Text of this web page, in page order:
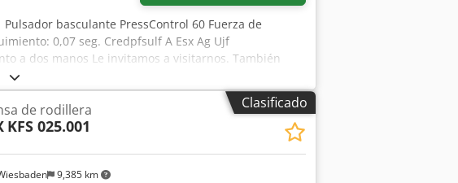
Pulsador basculante PressControl 60 Fuerza de
0,07 seg. Credpfsulf A Esx Ag Ujf
a dos manos Le invitamos a visitarnos. También
organizamos para usted Recibirá la factura
neta para clientes extranjeros. Requisito previo es
nuestra tienda y eche un vistazo a nuestras otras
son propiedad de sus dueños y se utilizan
Pueden producirse desviaciones de los datos
quedan reservados.
Clasificado
9,385 km
de rodillera
KFS 025.001